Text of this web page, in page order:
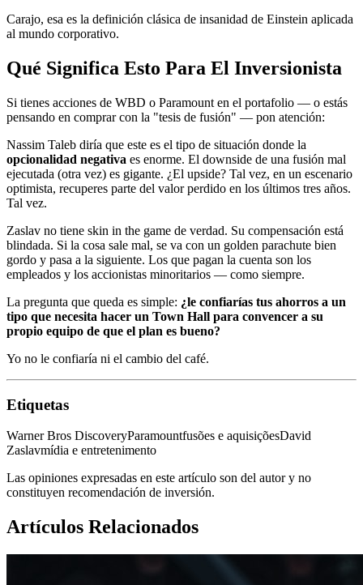
Carajo, esa es la definición clásica de insanidad de Einstein aplicada
al mundo corporativo.
Qué Significa Esto Para El Inversionista
Si tienes acciones de WBD o Paramount en el portafolio — o estás
pensando en comprar con la "tesis de fusión" — pon atención:
Nassim Taleb diría que este es el tipo de situación donde la
opcionalidad negativa es enorme. El downside de una fusión mal
ejecutada (otra vez) es gigante. ¿El upside? Tal vez, en un escenario
optimista, recuperes parte del valor perdido en los últimos tres años.
Tal vez.
Zaslav no tiene skin in the game de verdad. Su compensación está
blindada. Si la cosa sale mal, se va con un golden parachute bien
gordo y pasa a la siguiente. Los que pagan la cuenta son los
empleados y los accionistas minoritarios — como siempre.
La pregunta que queda es simple: ¿le confiarías tus ahorros a un
tipo que necesita hacer un Town Hall para convencer a su
propio equipo de que el plan es bueno?
Yo no le confiaría ni el cambio del café.
Etiquetas
Warner Bros DiscoveryParamountfusões e aquisiçõesDavid
Zaslavmídia e entretenimento
Las opiniones expresadas en este artículo son del autor y no
constituyen recomendación de inversión.
Artículos Relacionados